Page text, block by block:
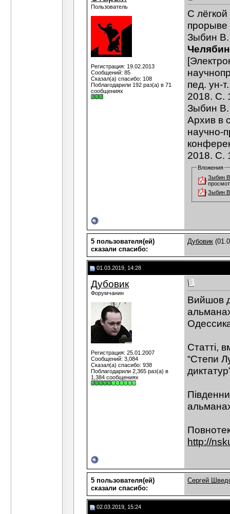
Пользователь
Регистрация: 19.02.2013
Сообщений: 85
Сказал(а) спасибо: 108
Поблагодарили 192 раз(а) в 71
сообщениях
С
прорыве
Зыбин
пед. ун-
2018. С.
Зыбин
Архив в
научно-
2018. С.
Вложения
Зыбин
Зыбин
5 пользователя(ей)
сказали cпасибо:
Дубовик
01.03.2019, 14:28
Дубовик
Форумчанин
Регистрация: 25.01.2007
Сообщений: 3,084
Сказал(а) спасибо: 938
Поблагодарили 2,365 раз(а) в
1,384 сообщениях
Вийшов
Статті,
“Степи
http://
5 пользователя(ей)
сказали cпасибо:
Сергей
02.03.2019, 15:24